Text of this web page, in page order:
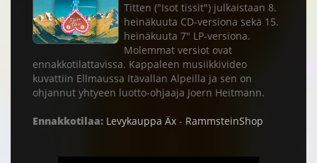
Titten ("Isot tissit") julkaistaan 8.
heinäkuuta CD-versiona sekä 15.
heinäkuuta 7" LP-versiona.
Molemmat versiot ovat
ennakkotilattavissa. Kappaleen musiikkivideo
kuvattiin Ellmaussa Itävallan Alpeilla ja sen on
ohjannut yhtyeen luotto-ohjaaja Joern Heitmann.
Ennakkotilaa: Levykauppa Äx - RammsteinShop